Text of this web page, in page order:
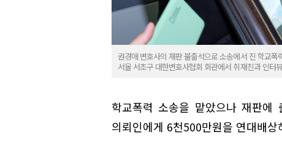
권경애 변호사의 재판 불출석으로 소송에서 진 학교
서울 서초구 대한변호사협회 회관에서 취재진과 인터
학교폭력 소송을 맡았으나 재판에
의뢰인에게 6천500만원을 연대배